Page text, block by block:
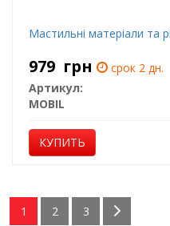
Мастильні матеріали та
979 грн
срок 2 дн.
Артикул:
MOBIL
КУПИТЬ
1 2 3